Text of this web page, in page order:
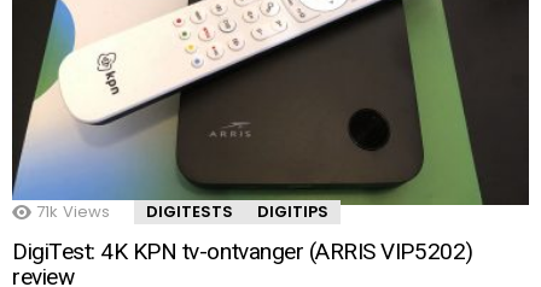
71k Views DIGITESTS DIGITIPS
DigiTest: 4K KPN tv-ontvanger (ARRIS VIP5202)
review